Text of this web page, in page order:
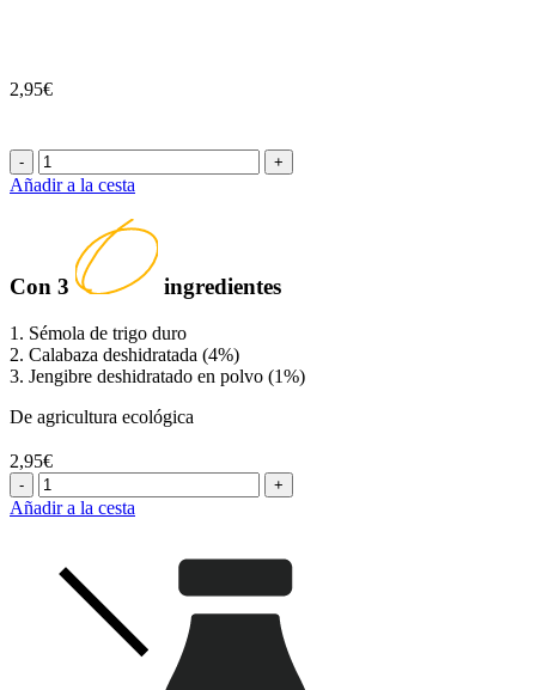
2,95€
- +
Añadir a la cesta
Con 3 ingredientes
1. Sémola de trigo duro
2. Calabaza deshidratada (4%)
3. Jengibre deshidratado en polvo (1%)
De agricultura ecológica
2,95€
- +
Añadir a la cesta